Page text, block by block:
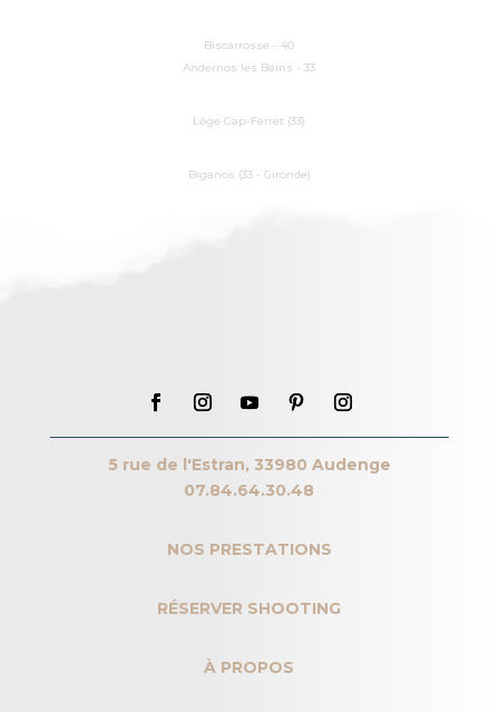
Biscarrosse - 40
Andernos les Bains - 33
Lège Cap-Ferret (33)
Biganos (33 - Gironde)
5 rue de l'Estran, 33980 Audenge
07.84.64.30.48
NOS PRESTATIONS
RÉSERVER SHOOTING
À PROPOS